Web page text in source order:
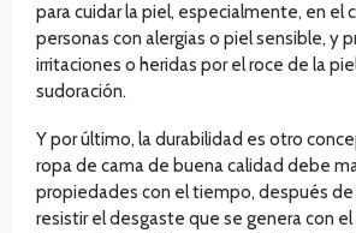
para cuidar la piel, especialmente, en el
personas con alergias o piel sensible, y
irritaciones o heridas por el roce de la
sudoración.
Y por último, la durabilidad es otro
ropa de cama de buena calidad debe
propiedades con el tiempo, después de
resistir el desgaste que se genera con